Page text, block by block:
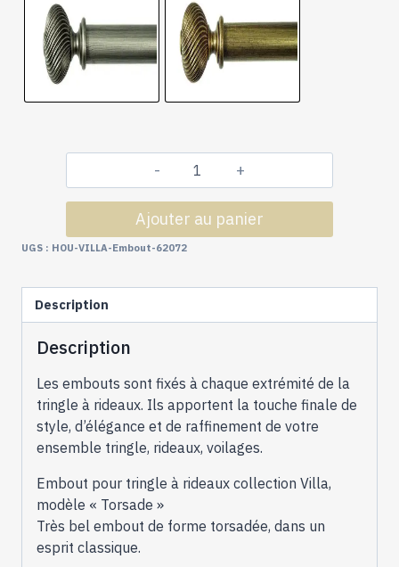
quantité
de
Tringles
Collection
Torsade
Coloris
Métallisé
-
62072
Ajouter au panier
UGS : HOU-VILLA-Embout-62072
Description
Description
Les embouts sont fixés à chaque extrémité de la
tringle à rideaux. Ils apportent la touche finale de
style, d’élégance et de raffinement de votre
ensemble tringle, rideaux, voilages.
Embout pour tringle à rideaux collection Villa,
modèle « Torsade »
Très bel embout de forme torsadée, dans un
esprit classique.